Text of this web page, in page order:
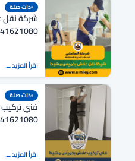
ذات صلة
شركة
0541621080 | شركة
اقرأ المزيد
ذات صلة
فني
0541621080 فني تركيب
اقرأ المزيد